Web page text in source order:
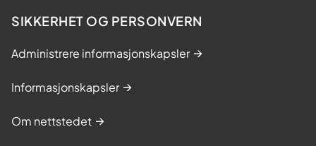
SIKKERHET OG PERSONVERN
Administrere informasjonskapsler
Informasjonskapsler
Om nettstedet